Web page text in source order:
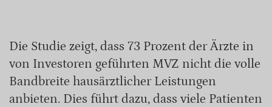
Die Studie zeigt, dass 73 Prozent der Ärzte in
von Investoren geführten MVZ nicht die volle
Bandbreite hausärztlicher Leistungen
anbieten. Dies führt dazu, dass viele Patienten